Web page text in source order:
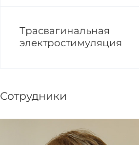
Трасвагинальная
электростимуляция
Сотрудники